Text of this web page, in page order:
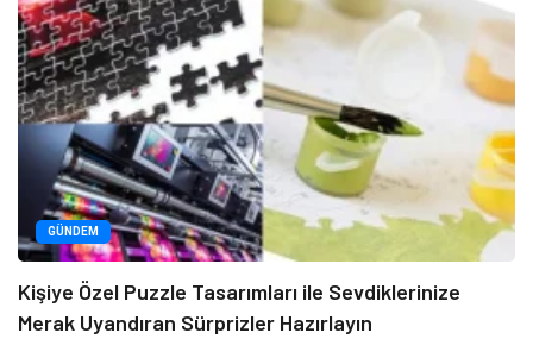
GÜNDEM
Kişiye Özel Puzzle Tasarımları ile Sevdiklerinize
Merak Uyandıran Sürprizler Hazırlayın